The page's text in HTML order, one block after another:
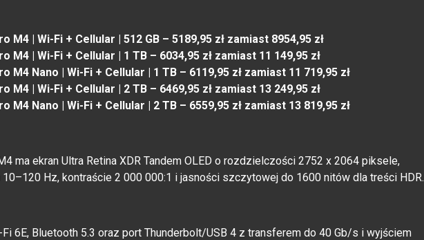
M4 | Wi-Fi + Cellular | 512 GB – 5189,95 zł zamiast 8954,95 zł
M4 | Wi-Fi + Cellular | 1 TB – 6034,95 zł zamiast 11 149,95 zł
M4 Nano | Wi-Fi + Cellular | 1 TB – 6119,95 zł zamiast 11 719,95 zł
M4 | Wi-Fi + Cellular | 2 TB – 6469,95 zł zamiast 13 249,95 zł
M4 Nano | Wi-Fi + Cellular | 2 TB – 6559,95 zł zamiast 13 819,95 zł
ma ekran Ultra Retina XDR Tandem OLED o rozdzielczości 2752 x 2064 piksele,
Hz, kontraście 2 000 000:1 i jasności szczytowej do 1600 nitów dla treści HDR.
Fi 6E, Bluetooth 5.3 oraz port Thunderbolt/USB 4 z transferem do 40 Gb/s i wyjściem